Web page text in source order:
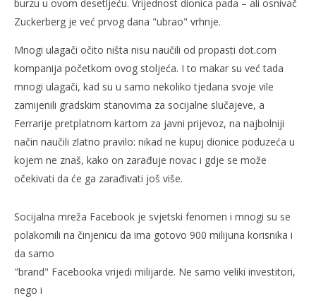
NOW VIEWING
Facebruka desetljeća
26.
svibnja
2012.
Rafaela
burzu u ovom desetljeću. Vrijednost dionica pada – ali osnivač
Zuckerberg je već prvog dana "ubrao" vrhnje.
Mnogi ulagači očito ništa nisu naučili od propasti dot.com
kompanija početkom ovog stoljeća. I to makar su već tada
mnogi ulagači, kad su u samo nekoliko tjedana svoje vile
zamijenili gradskim stanovima za socijalne slučajeve, a
Ferrarije pretplatnom kartom za javni prijevoz, na najbolniji
način naučili zlatno pravilo: nikad ne kupuj dionice poduzeća u
kojem ne znaš, kako on zarađuje novac i gdje se može
očekivati da će ga zarađivati još više.
Socijalna mreža Facebook je svjetski fenomen i mnogi su se
polakomili na činjenicu da ima gotovo 900 milijuna korisnika i
da samo
"brand" Facebooka vrijedi milijarde. Ne samo veliki investitori,
nego i